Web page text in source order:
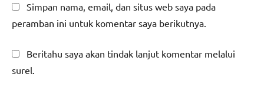
Simpan nama, email, dan situs web saya pada
peramban ini untuk komentar saya berikutnya.
Beritahu saya akan tindak lanjut komentar melalui
surel.